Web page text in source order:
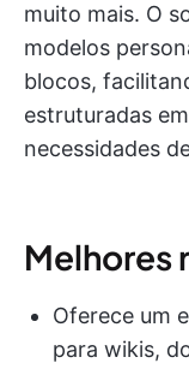
muito mais. O
modelos
blocos,
estruturadas
necessidades
Melhores
Oferece um
para wikis,